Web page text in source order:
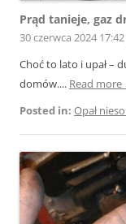
Prąd tanieje, gaz
30 czerwca 2024 17:42
Choć to lato i upał –
domów.... Read
Posted in: Opał